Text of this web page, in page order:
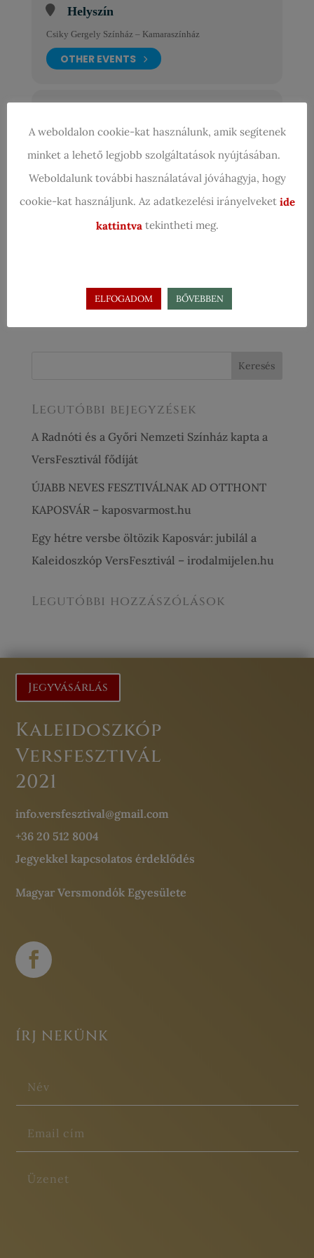
Helyszín
Csiky Gergely Színház – Kamaraszínház
OTHER EVENTS
MAGYAR VERSMONDÓK
EGYESÜLETE
LEARN MORE
NAPTÁR GOOGLE NAPTÁR
Legutóbbi bejegyzések
A Radnóti és a Győri Nemzeti Színház kapta a
VersFesztivál fődíját
ÚJABB NEVES FESZTIVÁLNAK AD OTTHONT
KAPOSVÁR – kaposvarmost.hu
Egy hétre versbe öltözik Kaposvár: jubilál a
Kaleidoszkóp VersFesztivál – irodalmijelen.hu
Legutóbbi hozzászólások
Jegyvásárlás
Kaleidoszkóp
Versfesztivál
2021
info.versfesztival@gmail.com
+36 20 512 8004
Jegyekkel kapcsolatos érdeklődés
Magyar Versmondók Egyesülete
ÍRJ NEKÜNK
A weboldalon cookie-kat használunk, amik segítenek
minket a lehető legjobb szolgáltatások nyújtásában.
Weboldalunk további használatával jóváhagyja, hogy
cookie-kat használjunk. Az adatkezelési irányelveket ide
kattintva tekintheti meg.
ELFOGADOM BŐVEBBEN